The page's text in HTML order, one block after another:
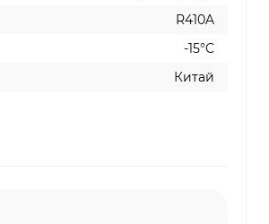
R410A
-15°C
Китай